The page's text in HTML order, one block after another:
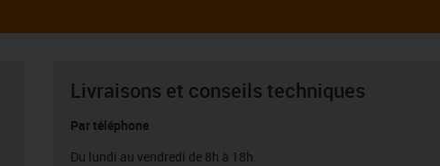
Livraisons et conseils techniques
Par téléphone
Du lundi au vendredi de 8h à 18h.